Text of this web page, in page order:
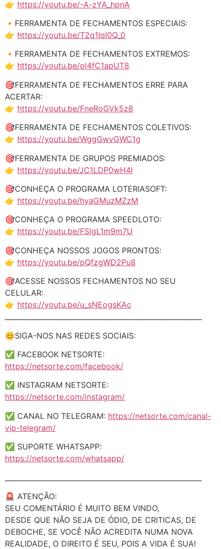
👉 https://youtu.be/-A-zYA_hpnA
🔸FERRAMENTA DE FECHAMENTOS ESPECIAIS:
👉 https://youtu.be/T2q1IqI0Q_0
🔸FERRAMENTA DE FECHAMENTOS EXTREMOS:
👉 https://youtu.be/ol4fC1apUT8
🎯FERRAMENTA DE FECHAMENTOS ERRE PARA
ACERTAR:
👉 https://youtu.be/FneRoGVk5z8
🎯FERRAMENTA DE FECHAMENTOS COLETIVOS:
👉 https://youtu.be/WggGwvGWC1g
🎯FERRAMENTA DE GRUPOS PREMIADOS:
👉 https://youtu.be/JC1LDP0wH4I
🎯CONHEÇA O PROGRAMA LOTERIASOFT:
👉 https://youtu.be/hyaGMuzMZzM
🎯CONHEÇA O PROGRAMA SPEEDLOTO:
👉 https://youtu.be/FSlgL1m9m7U
🎯CONHEÇA NOSSOS JOGOS PRONTOS:
👉 https://youtu.be/pQfzgWD2Pu8
🎯ACESSE NOSSOS FECHAMENTOS NO SEU
CELULAR:
👉 https://youtu.be/u_sNEogsKAc
😊SIGA-NOS NAS REDES SOCIAIS:
✅ FACEBOOK NETSORTE:
https://netsorte.com/facebook/
✅ INSTAGRAM NETSORTE:
https://netsorte.com/instagram/
✅ CANAL NO TELEGRAM: https://netsorte.com/canal-
vip-telegram/
✅ SUPORTE WHATSAPP:
https://netsorte.com/whatsapp/
🚨 ATENÇÃO:
SEU COMENTÁRIO É MUITO BEM VINDO,
DESDE QUE NÃO SEJA DE ÓDIO, DE CRITICAS, DE
DEBOCHE, SE VOCÊ NÃO ACREDITA NUMA NOVA
REALIDADE, O DIREITO É SEU, POIS A VIDA É SUA!